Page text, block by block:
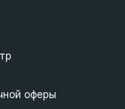
оферы